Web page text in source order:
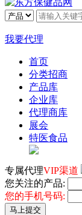
我要代理
首页
分类招商
产品库
企业库
代理商库
展会
特医食品
专属代理VIP渠道
您关注的产品:
您的手机号码:
马上提交